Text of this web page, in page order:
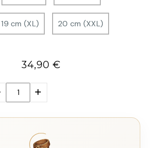
19 cm (XL) 20 cm (XXL)
34,90 €